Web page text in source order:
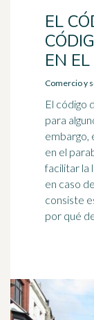
EL
EN
Comercio y
El código
para
embargo,
en el
facilitar la
en caso
consiste
por qué